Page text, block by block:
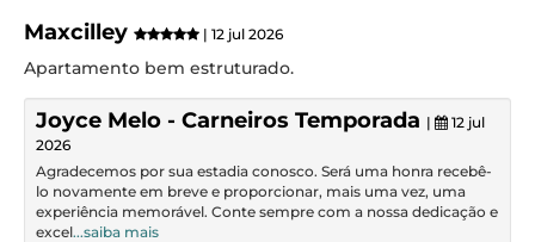
Maxcilley
| 12 jul 2026
Apartamento bem estruturado.
Joyce Melo - Carneiros Temporada |
12 jul
2026
Agradecemos por sua estadia conosco. Será uma honra recebê-
lo novamente em breve e proporcionar, mais uma vez, uma
experiência memorável. Conte sempre com a nossa dedicação e
excel...saiba mais